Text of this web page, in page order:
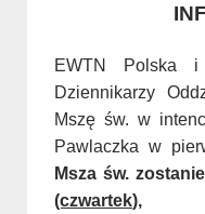
EWTN Polska i
Dziennikarzy
Mszę św. w
Pawlaczka w
Msza św.
(czwartek),